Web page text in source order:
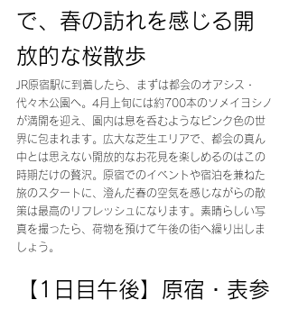
で、春の訪れを感じる開
放的な桜散歩
JR原宿駅に到着したら、まずは都会のオアシス・
代々木公園へ。4月上旬には約700本のソメイヨシノ
が満開を迎え、園内は息を呑むようなピンク色の世
界に包まれます。広大な芝生エリアで、都会の真ん
中とは思えない開放的なお花見を楽しめるのはこの
時期だけの贅沢。原宿でのイベントや宿泊を兼ねた
旅のスタートに、澄んだ春の空気を感じながらの散
策は最高のリフレッシュになります。素晴らしい写
真を撮ったら、荷物を預けて午後の街へ繰り出しま
しょう。
【1日目午後】原宿・表参